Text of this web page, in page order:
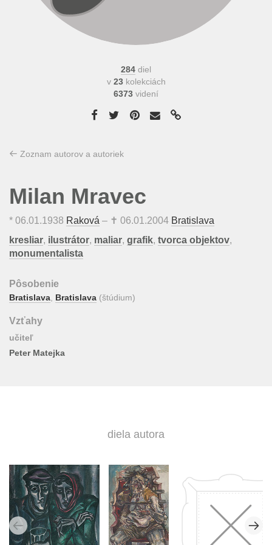
284 diel
v 23kolekciách
6373 videní
Zoznam autorov a autoriek
Milan Mravec
* 06.01.1938 Raková – ✝ 06.01.2004 Bratislava
kresliar, ilustrátor, maliar, grafik, tvorca objektov,
monumentalista
Pôsobenie
Bratislava Bratislava (štúdium)
Vzťahy
učiteľ
Peter Matejka
diela autora